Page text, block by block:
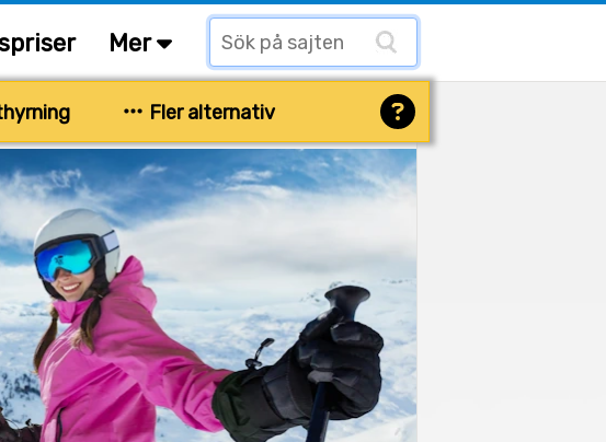
Mer
Fler alternativ